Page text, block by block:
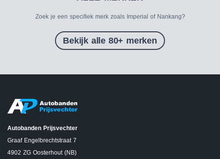
Zoek je een specifiek merk zoals Imperial of Nankang?
Bekijk alle 80+ merken
Autobanden Prijsvechter
Graaf Engelbrechtstraat 7
4902 ZG Oosterhout (NB)